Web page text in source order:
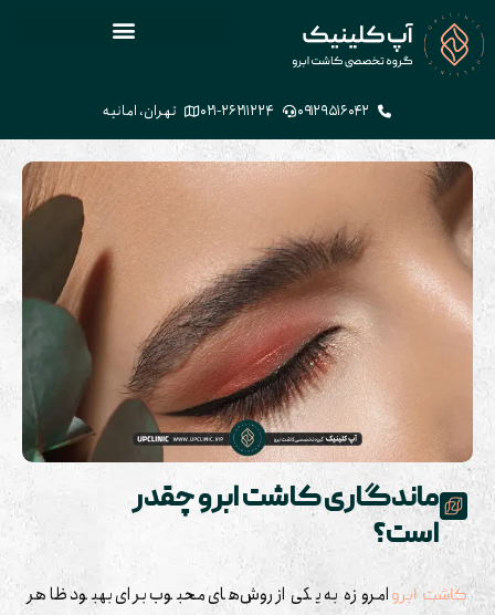
۰۹۱۲۹۵۱۶۰۴۲ ۰۲۱-۲۶۲۱۱۲۲۴ تهران، امانیه
ماندگاری کاشت ابرو چقدر
است؟
کاشت ابروامروزه به یکی از روش‌های محبوب برای بهبود ظاهر